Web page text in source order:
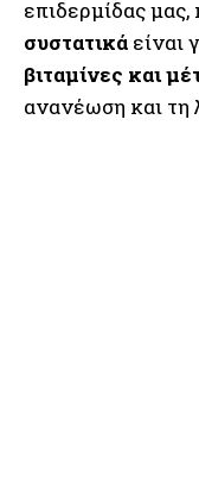
επιδερμίδας
συστατικά είναι
βιταμίνες και
ανανέωση και τη